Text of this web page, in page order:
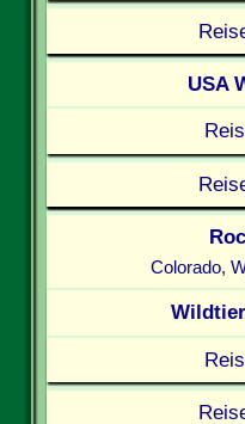
USA
Colorado,